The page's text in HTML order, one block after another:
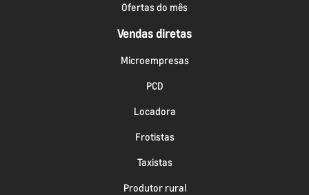
Ofertas do mês
Vendas diretas
Microempresas
PCD
Locadora
Frotistas
Taxistas
Produtor rural